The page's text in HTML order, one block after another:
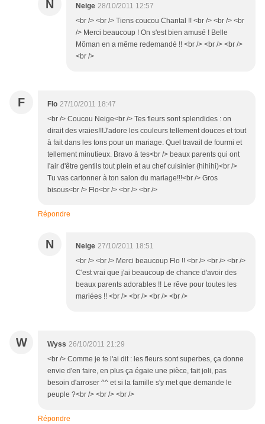
N Neige 28/10/2011 12:57
<br /> <br /> Tiens coucou Chantal !! <br /> <br /> <br
/> Merci beaucoup ! On s'est bien amusé ! Belle
Môman en a même redemandé !! <br /> <br /> <br />
<br />
F Flo 27/10/2011 18:47
<br /> Coucou Neige<br /> Tes fleurs sont splendides : on
dirait des vraies!!!J'adore les couleurs tellement douces et tout
à fait dans les tons pour un mariage. Quel travail de fourmi et
tellement minutieux. Bravo à tes<br /> beaux parents qui ont
l'air d'être gentils tout plein et au chef cuisinier (hihihi)<br />
Tu vas cartonner à ton salon du mariage!!!<br /> Gros
bisous<br /> Flo<br /> <br /> <br />
Répondre
N Neige 27/10/2011 18:51
<br /> <br /> Merci beaucoup Flo !! <br /> <br /> <br />
C'est vrai que j'ai beaucoup de chance d'avoir des
beaux parents adorables !! Le rêve pour toutes les
mariées !! <br /> <br /> <br /> <br />
W Wyss 26/10/2011 21:29
<br /> Comme je te l'ai dit : les fleurs sont superbes, ça donne
envie d'en faire, en plus ça égaie une pièce, fait joli, pas
besoin d'arroser ^^ et si la famille s'y met que demande le
peuple ?<br /> <br /> <br />
Répondre